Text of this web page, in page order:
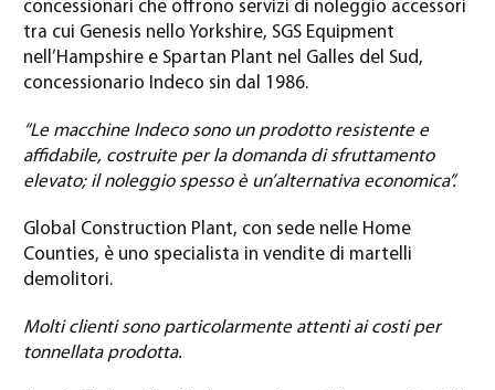
concessionari che offrono servizi di noleggio accessori
tra cui Genesis nello Yorkshire, SGS Equipment
nell’Hampshire e Spartan Plant nel Galles del Sud,
concessionario Indeco sin dal 1986.
“Le macchine Indeco sono un prodotto resistente e
affidabile, costruite per la domanda di sfruttamento
elevato; il noleggio spesso è un’alternativa economica”.
Global Construction Plant, con sede nelle Home
Counties, è uno specialista in vendite di martelli
demolitori.
Molti clienti sono particolarmente attenti ai costi per
tonnellata prodotta.